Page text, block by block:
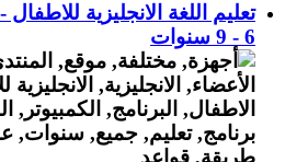
تعليم اللغة الانجليزية
6 - 9 سنوات